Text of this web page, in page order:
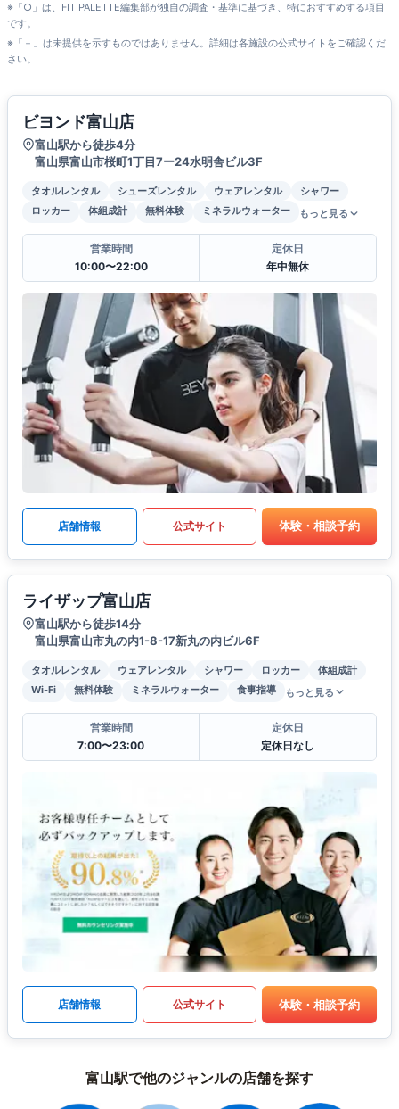
※「○」は、FIT PALETTE編集部が独自の調査・基準に基づき、特におすすめする項目
です。
※「－」は未提供を示すものではありません。詳細は各施設の公式サイトをご確認くだ
さい。
ビヨンド富山店
富山駅から徒歩4分
富山県富山市桜町1丁目7ー24水明舎ビル3F
タオルレンタル シューズレンタル ウェアレンタル
シャワー
ロッカー
体組成計 無料体験 ミネラルウォーター もっと見る
営業時間
10:00〜22:00
定休日
年中無休
店舗情報 公式サイト 体験・相談予約
ライザップ富山店
富山駅から徒歩14分
富山県富山市丸の内1-8-17新丸の内ビル6F
タオルレンタル ウェアレンタル シャワー ロッカー
体組成計
Wi-Fi
無料体験 ミネラルウォーター 食事指導 もっと見る
営業時間
7:00〜23:00
定休日
定休日なし
店舗情報 公式サイト 体験・相談予約
富山駅で他のジャンルの店舗を探す